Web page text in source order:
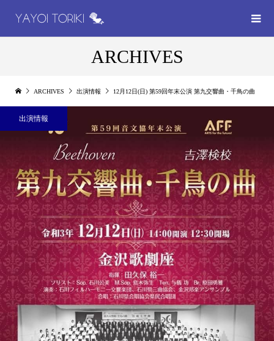
ARCHIVES
ARCHIVES 出演情報 12月12日(日) 第59回年末公演 第九交響曲・千鳥の曲
出演情報